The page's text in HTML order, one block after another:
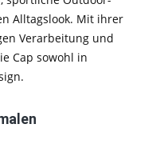
Alltagslook. Mit ihrer
Verarbeitung und
Cap sowohl in